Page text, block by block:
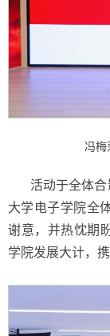
冯梅
活动于全体
大学电子学院全
谢意，并热忱期
学院发展大计，